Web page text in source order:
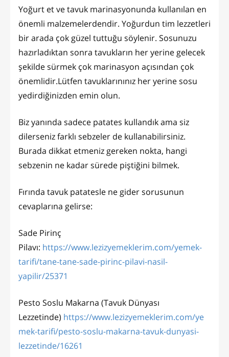
Yoğurt et ve tavuk marinasyonunda kullanılan en
önemli malzemelerdendir. Yoğurdun tim lezzetleri
bir arada çok güzel tuttuğu söylenir. Sosunuzu
hazırladıktan sonra tavukların her yerine gelecek
şekilde sürmek çok marinasyon açısından çok
önemlidir.Lütfen tavuklarınınız her yerine sosu
yedirdiğinizden emin olun.
Biz yanında sadece patates kullandık ama siz
dilerseniz farklı sebzeler de kullanabilirsiniz.
Burada dikkat etmeniz gereken nokta, hangi
sebzenin ne kadar sürede piştiğini bilmek.
Fırında tavuk patatesle ne gider sorusunun
cevaplarına gelirse:
Sade Pirinç
Pilavı: https://www.lezizyemeklerim.com/yemek-
tarifi/tane-tane-sade-pirinc-pilavi-nasil-
yapilir/25371
Pesto Soslu Makarna (Tavuk Dünyası
Lezzetinde) https://www.lezizyemeklerim.com/ye
mek-tarifi/pesto-soslu-makarna-tavuk-dunyasi-
lezzetinde/16261